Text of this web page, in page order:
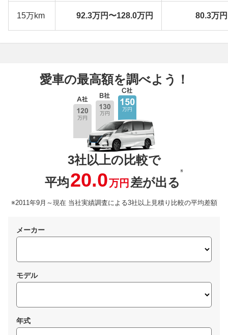
15万km 92.3万円〜128.0万円 80.3万
愛車の最高額を調べよう！
3社以上の比較で
平均20.0万円 差が出る
※
※2011年9月～現在 当社実績調査による3社以上見積り比較の平均差額
メーカー
モデル
年式